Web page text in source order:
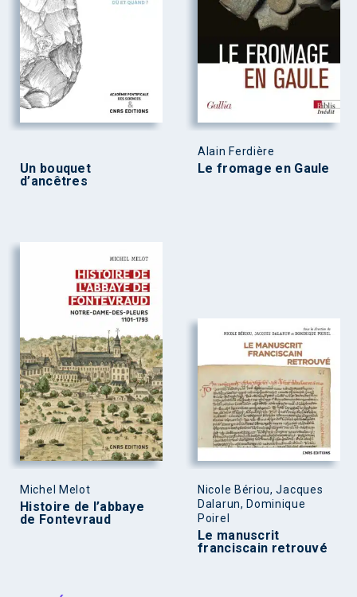
Un bouquet
d’ancêtres
Alain Ferdière
Le fromage en Gaule
Michel Melot
Histoire de l’abbaye
de Fontevraud
Nicole Bériou, Jacques
Dalarun, Dominique
Poirel
Le manuscrit
franciscain retrouvé